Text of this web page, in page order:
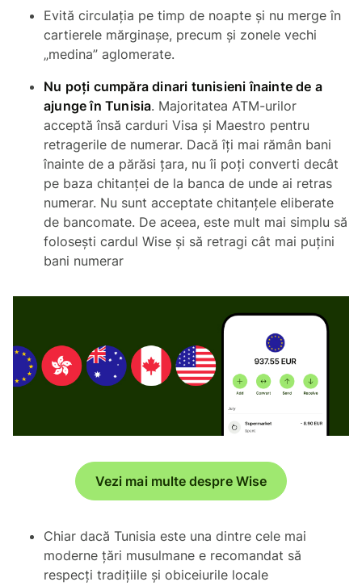
Evită circulaţia pe timp de noapte și nu merge în
cartierele mărginaşe, precum şi zonele vechi
„medina” aglomerate.
Nu poți cumpăra dinari tunisieni înainte de a
ajunge în Tunisia. Majoritatea ATM-urilor
acceptă însă carduri Visa și Maestro pentru
retragerile de numerar. Dacă îți mai rămân bani
înainte de a părăsi țara, nu îi poți converti decât
pe baza chitanței de la banca de unde ai retras
numerar. Nu sunt acceptate chitanțele eliberate
de bancomate. De aceea, este mult mai simplu să
folosești cardul Wise și să retragi cât mai puțini
bani numerar
Vezi mai multe despre Wise
Chiar dacă Tunisia este una dintre cele mai
moderne țări musulmane e recomandat să
respecți tradiţiile şi obiceiurile locale